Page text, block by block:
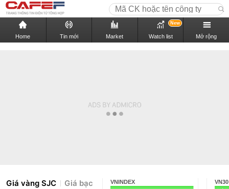
Home Tin mới Market Watch list
New
Mở rộng
Giá vàng SJC Giá bạc VNINDEX VN30